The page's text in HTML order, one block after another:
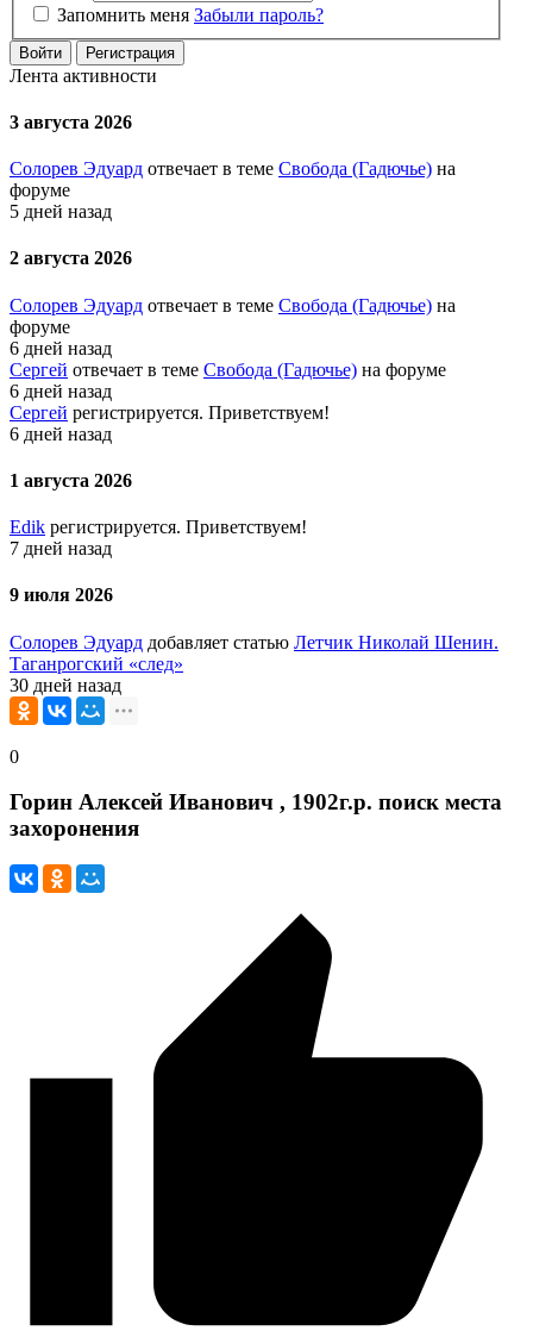
Запомнить меня Забыли пароль?
Войти Регистрация
Лента активности
3 августа 2026
Солорев Эдуард отвечает в теме Свобода (Гадючье) на
форуме
5 дней назад
2 августа 2026
Солорев Эдуард отвечает в теме Свобода (Гадючье) на
форуме
6 дней назад
Сергей отвечает в теме Свобода (Гадючье) на форуме
6 дней назад
Сергей регистрируется. Приветствуем!
6 дней назад
1 августа 2026
Edik регистрируется. Приветствуем!
7 дней назад
9 июля 2026
Солорев Эдуард добавляет статью Летчик Николай Шенин.
Таганрогский «след»
30 дней назад
0
Горин Алексей Иванович , 1902г.р. поиск места
захоронения